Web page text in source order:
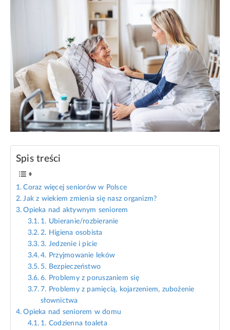
Spis treści
Coraz więcej seniorów w Polsce
Jak z wiekiem zmienia się nasz organizm?
Opieka nad aktywnym seniorem
1. Ubieranie/rozbieranie
2. Higiena osobista
3. Jedzenie i picie
4. Przyjmowanie leków
5. Bezpieczeństwo
6. Problemy z poruszaniem się
7. Problemy z pamięcią, kojarzeniem, zubożenie
słownictwa
Opieka nad seniorem w domu
1. Codzienna toaleta